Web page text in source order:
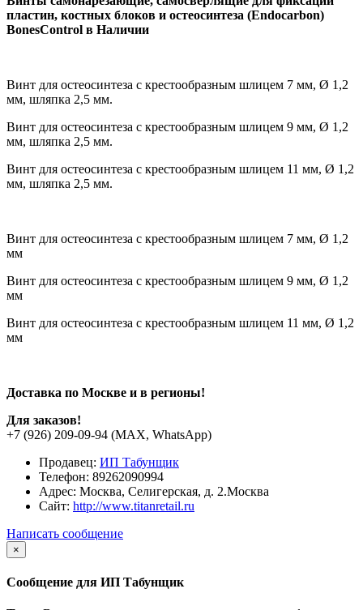
пластин, костных блоков и остеосинтеза (Endocarbon)
BonesControl в Наличии
Винт для остеосинтеза с крестообразным шлицем 7 мм, Ø 1,2
мм, шляпка 2,5 мм.
Винт для остеосинтеза с крестообразным шлицем 9 мм, Ø 1,2
мм, шляпка 2,5 мм.
Винт для остеосинтеза с крестообразным шлицем 11 мм, Ø 1,2
мм, шляпка 2,5 мм.
Винт для остеосинтеза с крестообразным шлицем 7 мм, Ø 1,2
мм
Винт для остеосинтеза с крестообразным шлицем 9 мм, Ø 1,2
мм
Винт для остеосинтеза с крестообразным шлицем 11 мм, Ø 1,2
мм
Доставка по Москве и в регионы!
Для заказов!
+7 (926) 209-09-94 (МАХ, WhatsApp)
Продавец: ИП Табунщик
Телефон: 89262090994
Адрес: Москва, Селигерская, д. 2.Москва
Сайт: http://www.titanretail.ru
Написать сообщение
×
Сообщение для ИП Табунщик